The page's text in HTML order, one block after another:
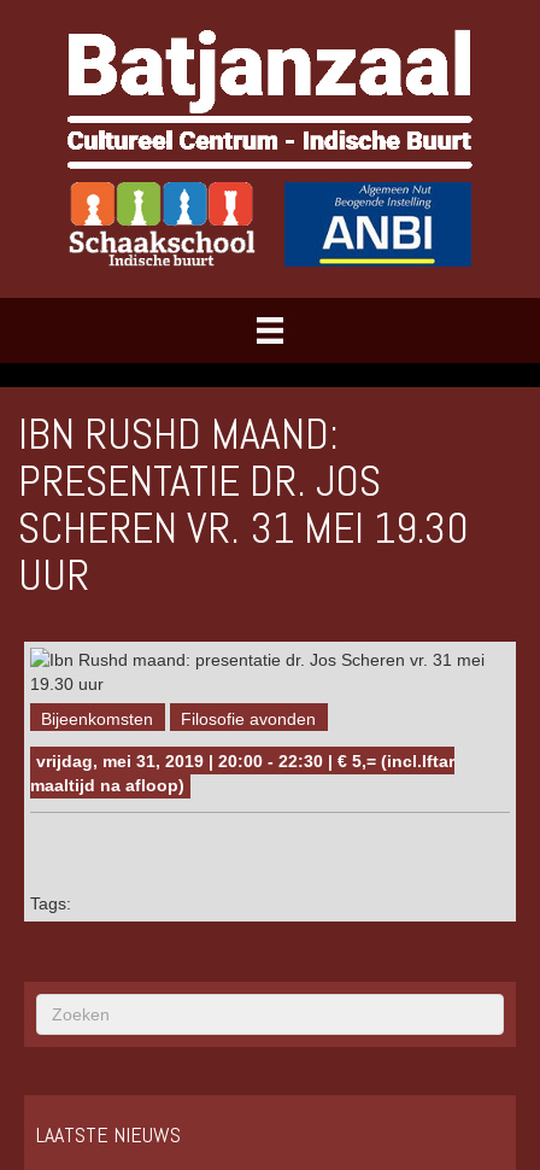
IBN RUSHD MAAND:
PRESENTATIE DR. JOS
SCHEREN VR. 31 MEI 19.30
UUR
Bijeenkomsten Filosofie avonden
vrijdag, mei 31, 2019 | 20:00 - 22:30 | € 5,= (incl.Iftar
maaltijd na afloop)
Tags:
LAATSTE NIEUWS